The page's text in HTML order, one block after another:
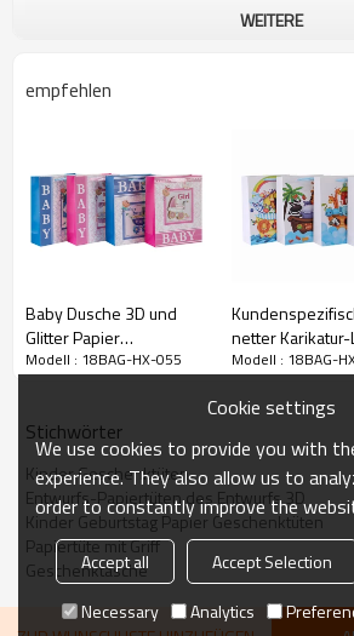
Herz Muster Geschenktüten
WEITERE
empfehlen
Baby Dusche 3D und
Glitter Papier
Geschenktüten mit 4
Modell : 18BAG-HX-055
netter
Druck mit Band-
Entwürfen
Modell : 18BAG-
Stichwörter
Kinder Geschenktüten
Entwurfs-Papiertüten des Entwurfs 3D
Kinder Geburtstag Papier Geschenktüten
Papiertüte mit Griff
Geschenktasche
Cookie settings
We use cookies to provide you with
experience. They also allow us to
order to constantly improve the
Accept all Accept Selection
Necessary
Analytics